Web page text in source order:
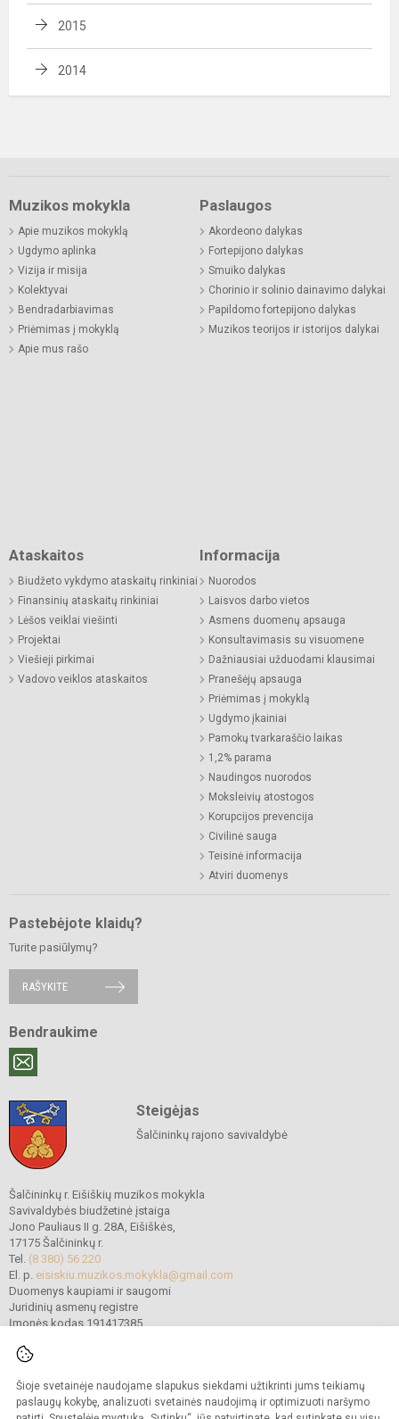
Šioje svetainėje naudojame slapukus siekdami užtikrinti jums teikiamų
paslaugų kokybę, analizuoti svetainės naudojimą ir optimizuoti naršymo
2015
2014
Muzikos mokykla
Apie muzikos mokyklą
Ugdymo aplinka
Vizija ir misija
Kolektyvai
Bendradarbiavimas
Priėmimas į mokyklą
Apie mus rašo
Paslaugos
Akordeono dalykas
Fortepijono dalykas
Smuiko dalykas
Chorinio ir solinio dainavimo dalykai
Papildomo fortepijono dalykas
Muzikos teorijos ir istorijos dalykai
Ataskaitos
Biudžeto vykdymo ataskaitų rinkiniai
Finansinių ataskaitų rinkiniai
Lėšos veiklai viešinti
Projektai
Viešieji pirkimai
Vadovo veiklos ataskaitos
Informacija
Nuorodos
Laisvos darbo vietos
Asmens duomenų apsauga
Konsultavimasis su visuomene
Dažniausiai užduodami klausimai
Pranešėjų apsauga
Priėmimas į mokyklą
Ugdymo įkainiai
Pamokų tvarkaraščio laikas
1,2% parama
Naudingos nuorodos
Moksleivių atostogos
Korupcijos prevencija
Civilinė sauga
Teisinė informacija
Atviri duomenys
Pastebėjote klaidų?
Turite pasiūlymų?
RAŠYKITE
Bendraukime
Steigėjas
Šalčininkų rajono savivaldybė
Šalčininkų r. Eišiškių muzikos mokykla
Savivaldybės biudžetinė įstaiga
Jono Pauliaus II g. 28A, Eišiškės,
17175 Šalčininkų r.
Tel. (8 380) 56 220
El. p. eisiskiu.muzikos.mokykla@gmail.com
Duomenys kaupiami ir saugomi
Juridinių asmenų registre
Įmonės kodas 191417385
© 2022. Šalčininkų r. Eišiškių muzikos mokykla. Visos teisės saugomos.
Kopijuoti turinį be raštiško mokyklos vadovybės sutikimo griežtai draudžiama.